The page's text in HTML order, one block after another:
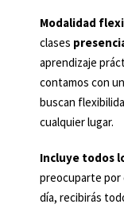
Modalidad
clases
aprendizaje
contamos con
buscan
cualquier lugar.
Incluye todos
preocuparte por
día, recibirás